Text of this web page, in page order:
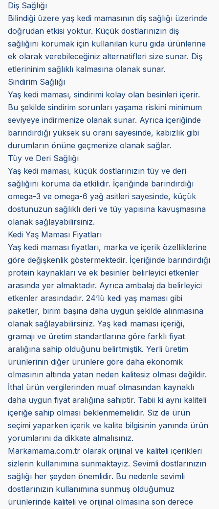
Diş Sağlığı
Bilindiği üzere yaş kedi mamasının diş sağlığı üzerinde
doğrudan etkisi yoktur. Küçük dostlarınızın diş
sağlığını korumak için kullanılan kuru gıda ürünlerine
ek olarak verebileceğiniz alternatifleri size sunar. Diş
etlerininim sağlıklı kalmasına olanak sunar.
Sindirim Sağlığı
Yaş kedi maması, sindirimi kolay olan besinleri içerir.
Bu şekilde sindirim sorunları yaşama riskini minimum
seviyeye indirmenize olanak sunar. Ayrıca içeriğinde
barındırdığı yüksek su oranı sayesinde, kabızlık gibi
durumların önüne geçmenize olanak sağlar.
Tüy ve Deri Sağlığı
Yaş kedi maması, küçük dostlarınızın tüy ve deri
sağlığını koruma da etkilidir. İçeriğinde barındırdığı
omega-3 ve omega-6 yağ asitleri sayesinde, küçük
dostunuzun sağlıklı deri ve tüy yapısına kavuşmasına
olanak sağlayabilirsiniz.
Kedi Yaş Maması Fiyatları
Yaş kedi maması fiyatları, marka ve içerik özelliklerine
göre değişkenlik göstermektedir. İçeriğinde barındırdığı
protein kaynakları ve ek besinler belirleyici etkenler
arasında yer almaktadır. Ayrıca ambalaj da belirleyici
etkenler arasındadır. 24’lü kedi yaş maması gibi
paketler, birim başına daha uygun şekilde alınmasına
olanak sağlayabilirsiniz. Yaş kedi maması içeriği,
gramajı ve üretim standartlarına göre farklı fiyat
aralığına sahip olduğunu belirtmiştik. Yerli üretim
ürünlerinin diğer ürünlere göre daha ekonomik
olmasının altında yatan neden kalitesiz olması değildir.
İthal ürün vergilerinden muaf olmasından kaynaklı
daha uygun fiyat aralığına sahiptir. Tabii ki aynı kaliteli
içeriğe sahip olması beklenmemelidir. Siz de ürün
seçimi yaparken içerik ve kalite bilgisinin yanında ürün
yorumlarını da dikkate almalısınız.
Markamama.com.tr olarak orijinal ve kaliteli içerikleri
sizlerin kullanımına sunmaktayız. Sevimli dostlarınızın
sağlığı her şeyden önemlidir. Bu nedenle sevimli
dostlarınızın kullanımına sunmuş olduğumuz
ürünlerinde kaliteli ve orijinal olmasına son derece